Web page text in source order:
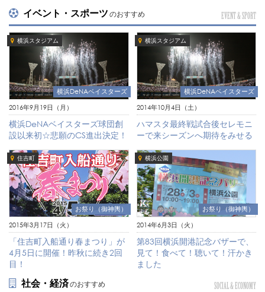
イベント・スポーツ のおすすめ EVENT & SPORT
横浜スタジアム
横浜DeNAベイスターズ
2016年9月19日（月）
横浜DeNAベイスターズ球団創
設以来初☆悲願のCS進出決定！
横浜スタジアム
横浜DeNAベイスターズ
2014年10月4日（土）
ハマスタ最終戦試合後セレモニ
ーで来シーズンへ期待をみせる
住吉町
お祭り（御神輿）
2015年3月17日（火）
「住吉町入船通り春まつり」が
4月5日に開催！昨秋に続き2回
目！
横浜公園
お祭り（御神輿）
2014年6月3日（火）
第83回横浜開港記念バザーで、
見て！食べて！聴いて！汗かき
ました
社会・経済のおすすめ SOCIAL & ECONOMY